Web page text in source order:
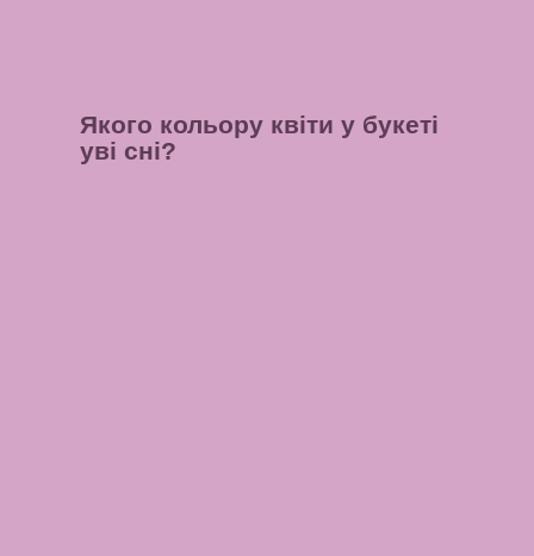
Якого кольору квіти у букеті
уві сні?